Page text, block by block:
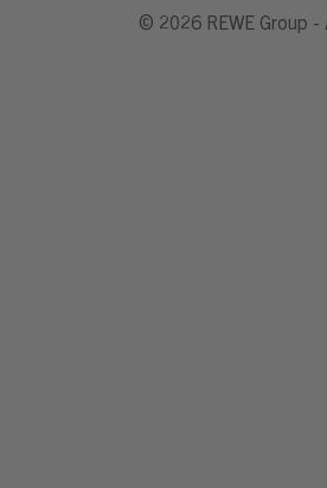
© 2026 REWE Group